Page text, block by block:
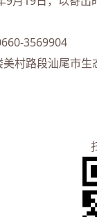
3569904
村路段汕尾市生